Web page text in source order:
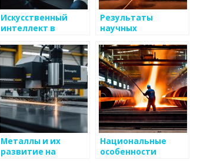
Искусственный
интеллект в
новые
возможности
Результаты
научных
металлургии
Металлы и их
развитие на
Национальные
особенности